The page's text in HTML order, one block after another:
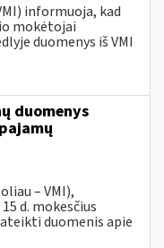
informuoja, kad
mokėtojai
duomenys iš VMI
duomenys
– VMI),
d. mokesčius
duomenis apie